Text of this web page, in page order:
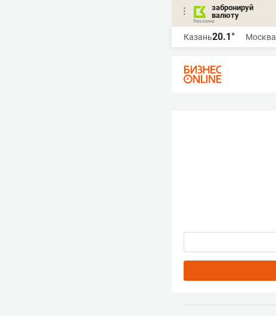
забронируй
валюту
Казань20.1° Москва